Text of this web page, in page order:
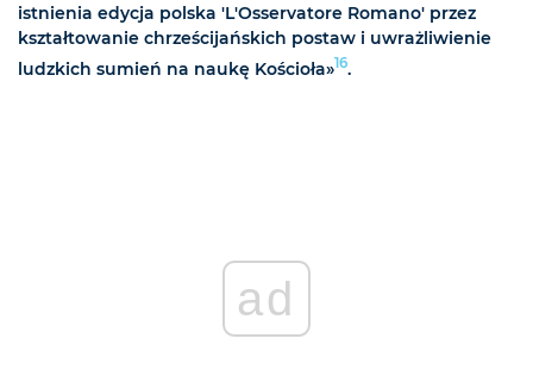
istnienia edycja polska 'L'Osservatore Romano' przez
kształtowanie chrześcijańskich postaw i uwrażliwienie
ludzkich sumień na naukę Kościoła»16.
ad